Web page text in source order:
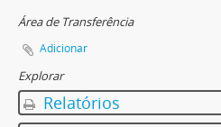
Área de Transferência
Adicionar
Explorar
Relatórios